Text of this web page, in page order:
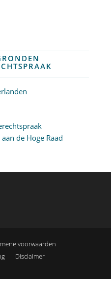
de Hoge Raad
voorwaarden
Disclaimer